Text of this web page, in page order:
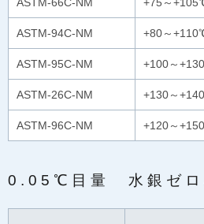
ASTM-94C-NM +80～
ASTM-95C-NM +100～
ASTM-26C-NM +130～
ASTM-96C-NM +120～
0.05℃目量 水銀ゼロ